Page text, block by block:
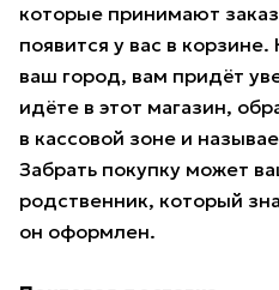
которые принимают
появится у вас в корзине.
ваш город, вам придёт
идёте в этот магазин,
в кассовой зоне и
Забрать покупку может
родственник, который
он оформлен.